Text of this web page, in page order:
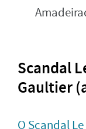
Scandal
Gaultier
O Scandal